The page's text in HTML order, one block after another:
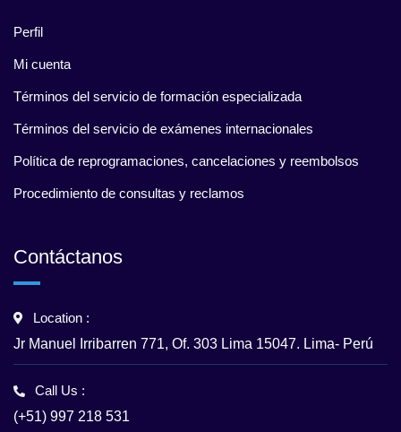
Perfil
Mi cuenta
Términos del servicio de formación especializada
Términos del servicio de exámenes internacionales
Política de reprogramaciones, cancelaciones y reembolsos
Procedimiento de consultas y reclamos
Contáctanos
Location :
Jr Manuel Irribarren 771, Of. 303 Lima 15047. Lima- Perú
Call Us :
(+51) 997 218 531